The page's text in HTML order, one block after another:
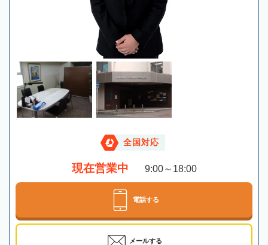
全国対応
現在営業中 9:00～18:00
電話する
メールする